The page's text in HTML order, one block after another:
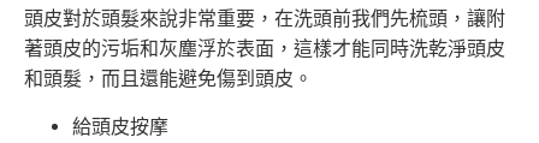
頭皮對於頭髮來說非常重要，在洗頭前我們先梳頭，讓附
著頭皮的污垢和灰塵浮於表面，這樣才能同時洗乾淨頭皮
和頭髮，而且還能避免傷到頭皮。
給頭皮按摩